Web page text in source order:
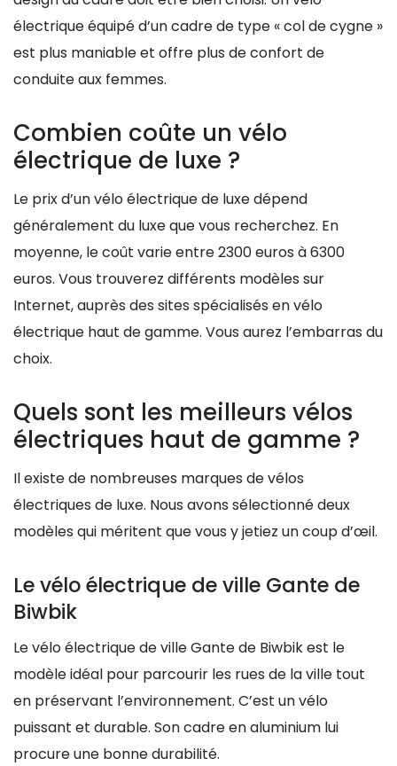
électrique équipé d’un cadre de type « col de cygne »
est plus maniable et offre plus de confort de
conduite aux femmes.
Combien coûte un vélo
électrique de luxe ?
Le prix d’un vélo électrique de luxe dépend
généralement du luxe que vous recherchez. En
moyenne, le coût varie entre 2300 euros à 6300
euros. Vous trouverez différents modèles sur
Internet, auprès des sites spécialisés en vélo
électrique haut de gamme. Vous aurez l’embarras du
choix.
Quels sont les meilleurs vélos
électriques haut de gamme ?
Il existe de nombreuses marques de vélos
électriques de luxe. Nous avons sélectionné deux
modèles qui méritent que vous y jetiez un coup d’œil.
Le vélo électrique de ville Gante de
Biwbik
Le vélo électrique de ville Gante de Biwbik est le
modèle idéal pour parcourir les rues de la ville tout
en préservant l’environnement. C’est un vélo
puissant et durable. Son cadre en aluminium lui
procure une bonne durabilité.